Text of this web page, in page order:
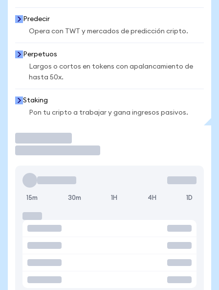
Predecir
Opera con TWT y mercados de predicción cripto.
Perpetuos
Largos o cortos en tokens con apalancamiento de
hasta 50x.
Staking
Pon tu cripto a trabajar y gana ingresos pasivos.
15m 30m 1H 4H 1D